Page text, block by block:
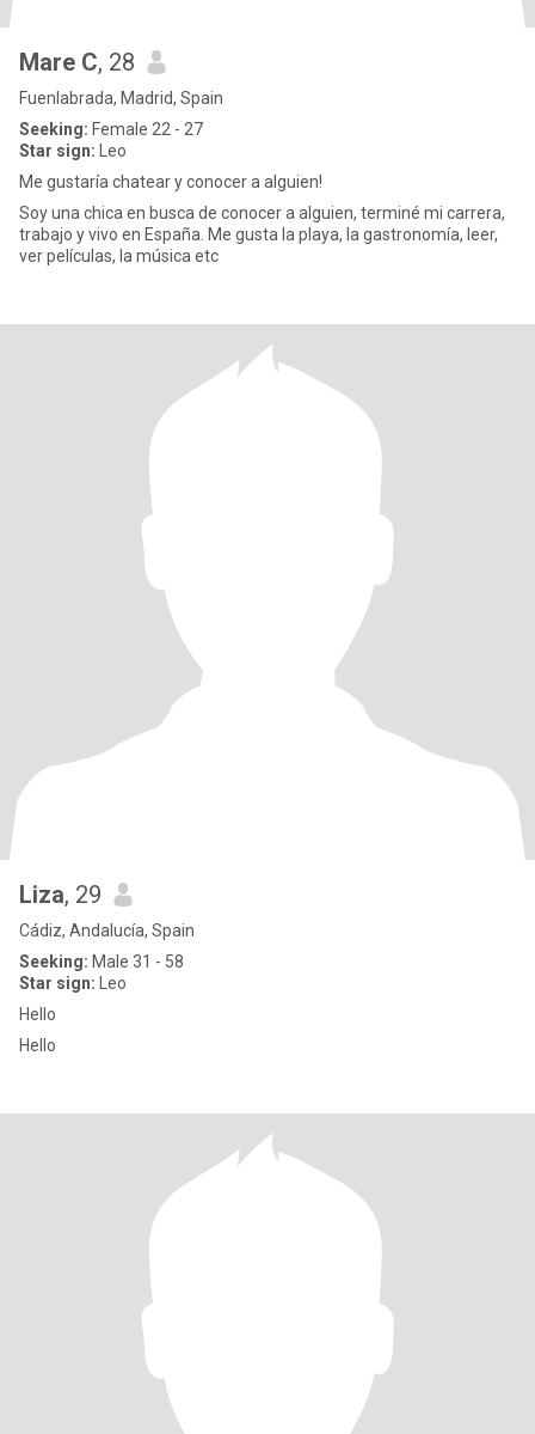
Mare C, 28
Fuenlabrada, Madrid, Spain
Seeking: Female 22 - 27
Star sign: Leo
Me gustaría chatear y conocer a alguien!
Soy una chica en busca de conocer a alguien, terminé mi carrera,
trabajo y vivo en España. Me gusta la playa, la gastronomía, leer,
ver películas, la música etc
Liza, 29
Cádiz, Andalucía, Spain
Seeking: Male 31 - 58
Star sign: Leo
Hello
Hello